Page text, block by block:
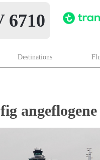
6710
Destinations